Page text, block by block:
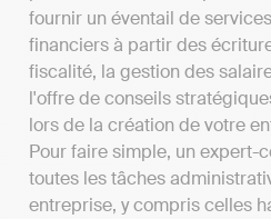
fournir un éventail de
financiers à partir des
fiscalité, la gestion des
l'offre de conseils
lors de la création de votre
Pour faire simple, un expert-
toutes les tâches
entreprise, y compris celles